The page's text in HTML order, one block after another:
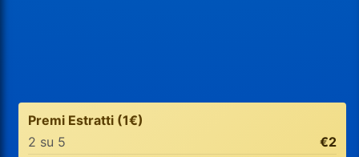
Premi Estratti (1€)
2 su 5
€2